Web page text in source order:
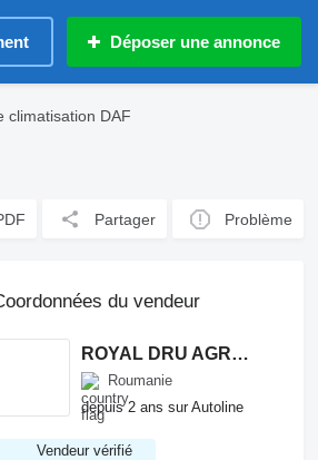
Déposer une annonce
climatisation DAF
Partager Problème
du vendeur
ROYAL DRU AGRO S.R.L.
Roumanie
depuis 2 ans sur Autoline
Vendeur vérifié